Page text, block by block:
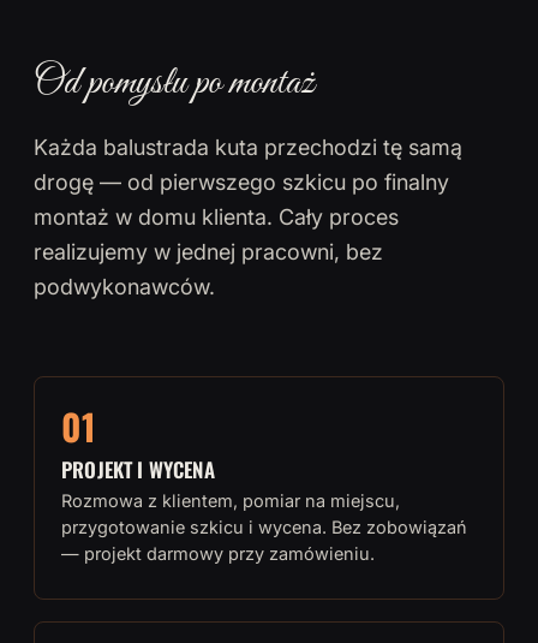
Od pomysłu po montaż
Każda balustrada kuta przechodzi tę samą
drogę — od pierwszego szkicu po finalny
montaż w domu klienta. Cały proces
realizujemy w jednej pracowni, bez
podwykonawców.
01
PROJEKT I WYCENA
Rozmowa z klientem, pomiar na miejscu,
przygotowanie szkicu i wycena. Bez zobowiązań
— projekt darmowy przy zamówieniu.